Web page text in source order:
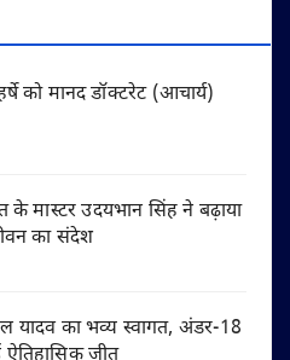
को मानद डॉक्टरेट (आचार्य)
के मास्टर उदयभान सिंह ने बढ़ाया
का संदेश
यादव का भव्य स्वागत, अंडर-18